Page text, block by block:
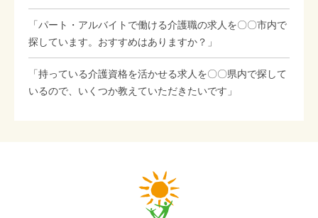
「パート・アルバイトで働ける介護職の求人を〇〇市内で
探しています。おすすめはありますか？」
「持っている介護資格を活かせる求人を〇〇県内で探して
いるので、いくつか教えていただきたいです」